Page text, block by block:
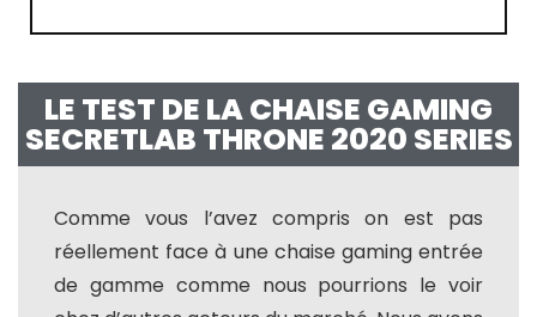
LE TEST DE LA CHAISE GAMING
SECRETLAB THRONE 2020 SERIES
Comme vous l’avez compris on est pas
réellement face à une chaise gaming entrée
de gamme comme nous pourrions le voir